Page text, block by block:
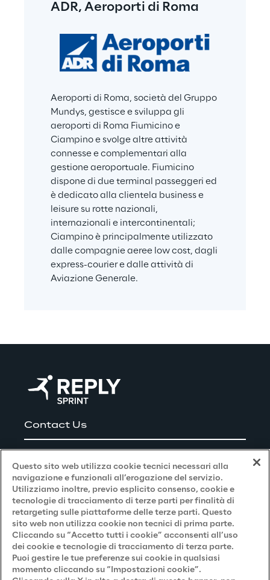
ADR, Aeroporti di Roma
Aeroporti di Roma, società del Gruppo
Mundys, gestisce e sviluppa gli
aeroporti di Roma Fiumicino e
Ciampino e svolge altre attività
connesse e complementari alla
gestione aeroportuale. Fiumicino
dispone di due terminal passeggeri ed
è dedicato alla clientela business e
leisure su rotte nazionali,
internazionali e intercontinentali;
Ciampino è principalmente utilizzato
dalle compagnie aeree low cost, dagli
express-courier e dalle attività di
Aviazione Generale.
Contact Us
Privacy and Legal
Privacy & Cookie Policy
Privacy Notice(Candidato)
Privacy Notice(Cliente)
Questo sito web utilizza cookie tecnici necessari alla
navigazione e funzionali all’erogazione del servizio.
Utilizziamo inoltre, previo esplicito consenso, cookie e
tecnologie di tracciamento di terze parti per finalità di
retargeting sulle piattaforme delle terze parti. Questo
sito web non utilizza cookie non tecnici di prima parte.
Cliccando su “Accetto tutti i cookie” acconsenti all’uso
dei cookie e tecnologie di tracciamento di terza parte.
Puoi gestire le tue preferenze sui cookie in qualsiasi
momento cliccando su “Impostazioni cookie”.